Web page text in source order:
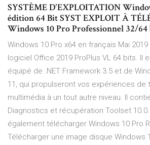
SYSTÈME D'EXPLOITATION
édition 64 Bit SYST EXPLOIT À
Windows 10 Pro Professionnel 32/
Windows 10 Pro x64 en français Mai
logiciel Office 2019 ProPlus VL 64 bits. Il
équipé de .NET Framework 3.5 et de
11, qui propulseront vos expériences de
multimédia à un tout autre niveau. Il
Diagnostics et récupération Toolset
également télécharger Windows 10 Pro
Télécharger une image disque Windows